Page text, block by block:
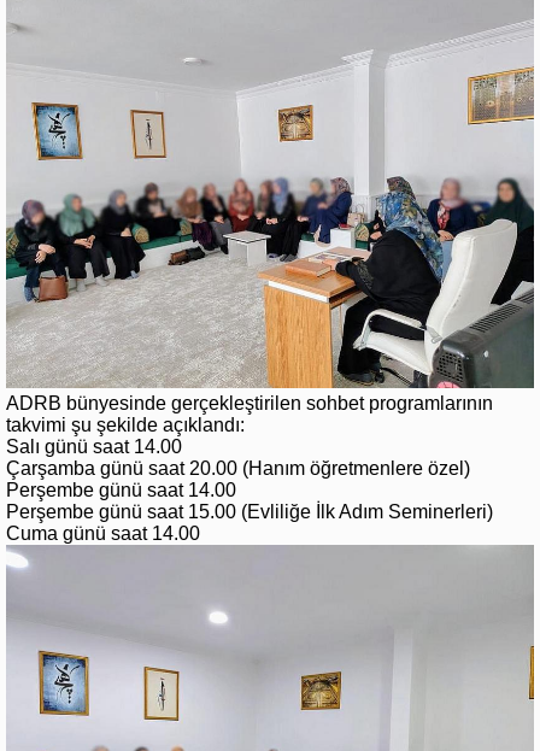
ADRB bünyesinde gerçekleştirilen sohbet programlarının
takvimi şu şekilde açıklandı:
Salı günü saat 14.00
Çarşamba günü saat 20.00 (Hanım öğretmenlere özel)
Perşembe günü saat 14.00
Perşembe günü saat 15.00 (Evliliğe İlk Adım Seminerleri)
Cuma günü saat 14.00